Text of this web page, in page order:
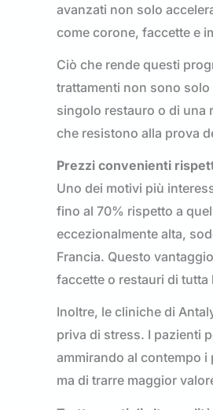
avanzati non solo
come corone, faccette e
Ciò che rende questi
trattamenti non sono solo
singolo restauro o di una
che resistono alla prova
Prezzi convenienti
Uno dei motivi più
fino al 70% rispetto a
eccezionalmente alta,
Francia. Questo
faccette o restauri di
Inoltre, le cliniche di
priva di stress. I pazienti
ammirando al contempo
ma di trarre maggior